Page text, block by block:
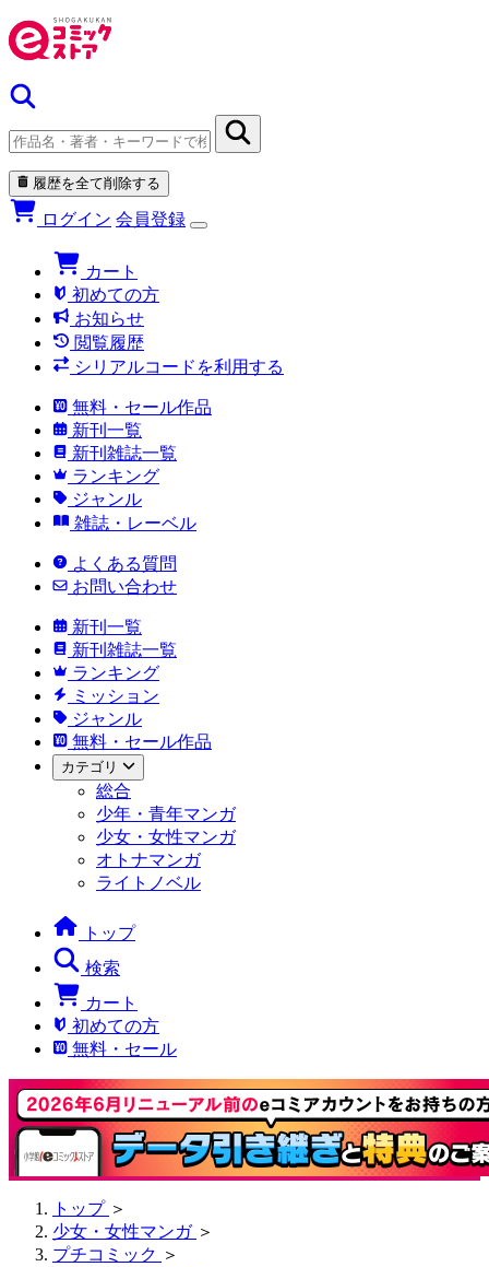
履歴を全て削除する
ログイン 会員登録
カート
初めての方
お知らせ
閲覧履歴
シリアルコードを利用する
無料・セール作品
新刊一覧
新刊雑誌一覧
ランキング
ジャンル
雑誌・レーベル
よくある質問
お問い合わせ
新刊一覧
新刊雑誌一覧
ランキング
ミッション
ジャンル
無料・セール作品
カテゴリ
総合
少年・青年マンガ
少女・女性マンガ
オトナマンガ
ライトノベル
トップ
検索
カート
初めての方
無料・セール
トップ ＞
少女・女性マンガ ＞
プチコミック ＞